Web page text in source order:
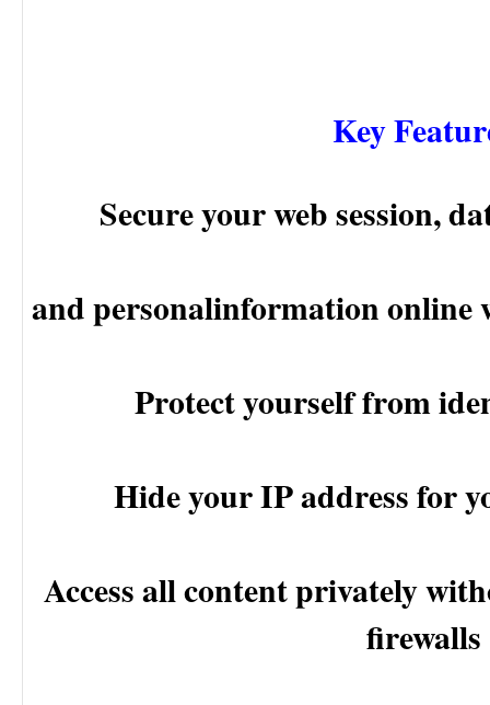
Key
Secure your web session,
and personalinformation
Protect yourself from
Hide your IP address for
Access all content privately
firewalls